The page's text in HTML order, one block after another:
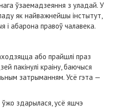
ўзаемадзеяння з уладай. У
як найважнейшы інстытут,
і абарона правоў чалавека.
або прайшлі праз
пакінулі краіну, баючыся
затрыманням. Усё гэта —
здарылася, усё яшчэ